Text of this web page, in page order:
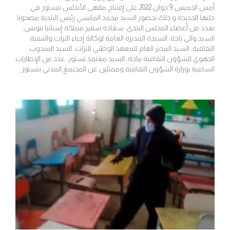
أمس الخميس 9 جوان 2022 على إفتتاح مقهى الأندلس بتستور في
حلتها الجديدة و ذلك بحضور السيد محمد المانسي رئيس البلدية مصحوبا
بعدد من أعضاء المجلس البلدي، سعادة سفير مملكة إسبانيا بتونس،
السيد والي باجة، السيدة المديرة العامة لوكالة إحياء التراث والتنمية
الثقافية، السيد المدير العام للمعهد الوطني للتراث، السيد المندوب
الجهوي للشؤون الثقافية بباجة، السيد معتمد تستور، عدد من الإطارات
السامية بوزارة الشؤون الثقافية وممثلين عن المجتمع المدني بتستور.